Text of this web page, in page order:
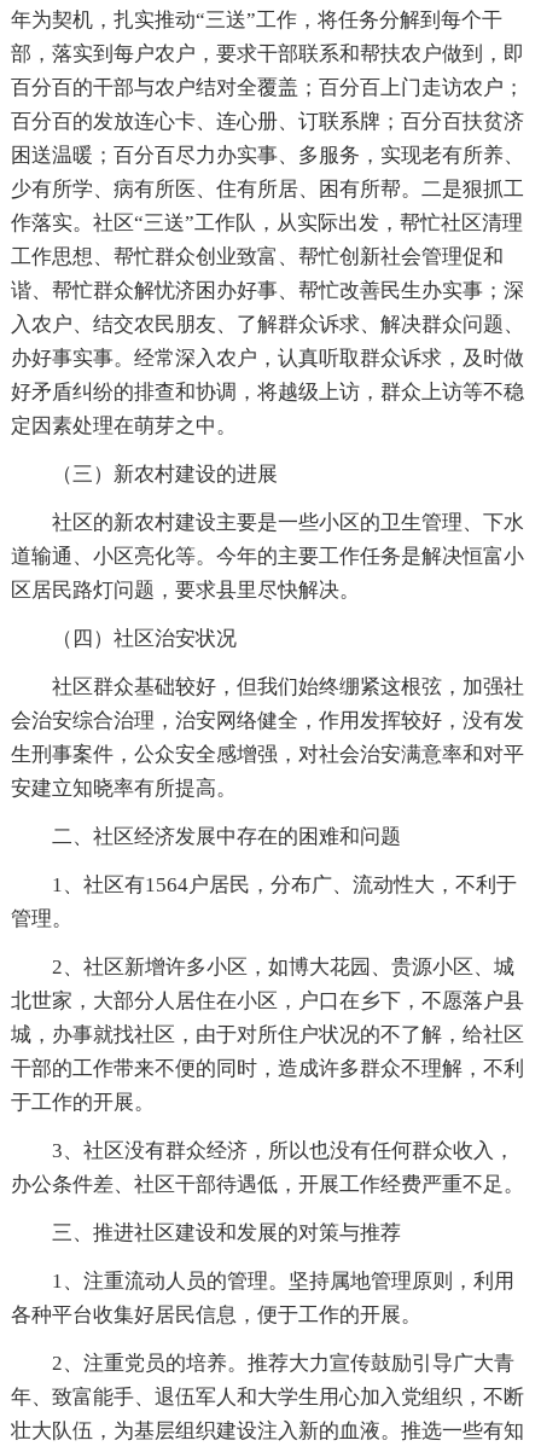
年为契机，扎实推动“三送”工作，将任务分解到每个干
部，落实到每户农户，要求干部联系和帮扶农户做到，即
百分百的干部与农户结对全覆盖；百分百上门走访农户；
百分百的发放连心卡、连心册、订联系牌；百分百扶贫济
困送温暖；百分百尽力办实事、多服务，实现老有所养、
少有所学、病有所医、住有所居、困有所帮。二是狠抓工
作落实。社区“三送”工作队，从实际出发，帮忙社区清理
工作思想、帮忙群众创业致富、帮忙创新社会管理促和
谐、帮忙群众解忧济困办好事、帮忙改善民生办实事；深
入农户、结交农民朋友、了解群众诉求、解决群众问题、
办好事实事。经常深入农户，认真听取群众诉求，及时做
好矛盾纠纷的排查和协调，将越级上访，群众上访等不稳
定因素处理在萌芽之中。
（三）新农村建设的进展
社区的新农村建设主要是一些小区的卫生管理、下水
道输通、小区亮化等。今年的主要工作任务是解决恒富小
区居民路灯问题，要求县里尽快解决。
（四）社区治安状况
社区群众基础较好，但我们始终绷紧这根弦，加强社
会治安综合治理，治安网络健全，作用发挥较好，没有发
生刑事案件，公众安全感增强，对社会治安满意率和对平
安建立知晓率有所提高。
二、社区经济发展中存在的困难和问题
1、社区有1564户居民，分布广、流动性大，不利于
管理。
2、社区新增许多小区，如博大花园、贵源小区、城
北世家，大部分人居住在小区，户口在乡下，不愿落户县
城，办事就找社区，由于对所住户状况的不了解，给社区
干部的工作带来不便的同时，造成许多群众不理解，不利
于工作的开展。
3、社区没有群众经济，所以也没有任何群众收入，
办公条件差、社区干部待遇低，开展工作经费严重不足。
三、推进社区建设和发展的对策与推荐
1、注重流动人员的管理。坚持属地管理原则，利用
各种平台收集好居民信息，便于工作的开展。
2、注重党员的培养。推荐大力宣传鼓励引导广大青
年、致富能手、退伍军人和大学生用心加入党组织，不断
壮大队伍，为基层组织建设注入新的血液。推选一些有知